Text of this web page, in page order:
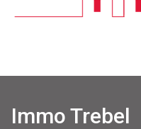
Immo Trebel